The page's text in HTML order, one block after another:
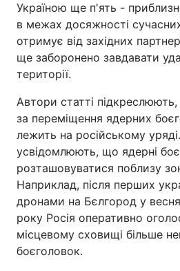
Україною ще п'ять -
в межах досяжності
отримує від західних
ще заборонено завдавати
території.
Автори статті підкреслюють,
за переміщення ядерних
лежить на російському
усвідомлюють, що ядерні
розташовуватися поблизу
Наприклад, після перших
дронами на Бєлгород у
року Росія оперативно
місцевому сховищі більше
боєголовок.